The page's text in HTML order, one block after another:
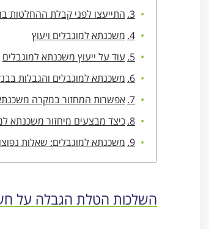
התייעצו לפני קבלת ההחלטות
משכנתא למוגבלים ויעוץ
עוד על ייעוץ משכנתא למוגבלים
משכנתא למוגבלים והגבלות
אפשרות המחזור במקרה
כיצד מבצעים מיחזור משכנתא
משכנתא למוגבלים: שאלות
השלכות הטלת הגבלה על